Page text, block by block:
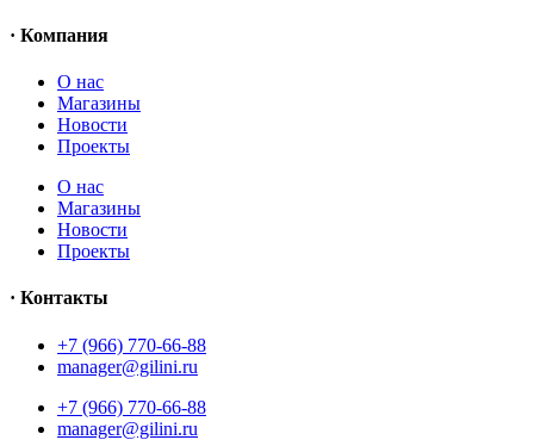
· Компания
О нас
Магазины
Новости
Проекты
О нас
Магазины
Новости
Проекты
· Контакты
+7 (966) 770-66-88
manager@gilini.ru
+7 (966) 770-66-88
manager@gilini.ru